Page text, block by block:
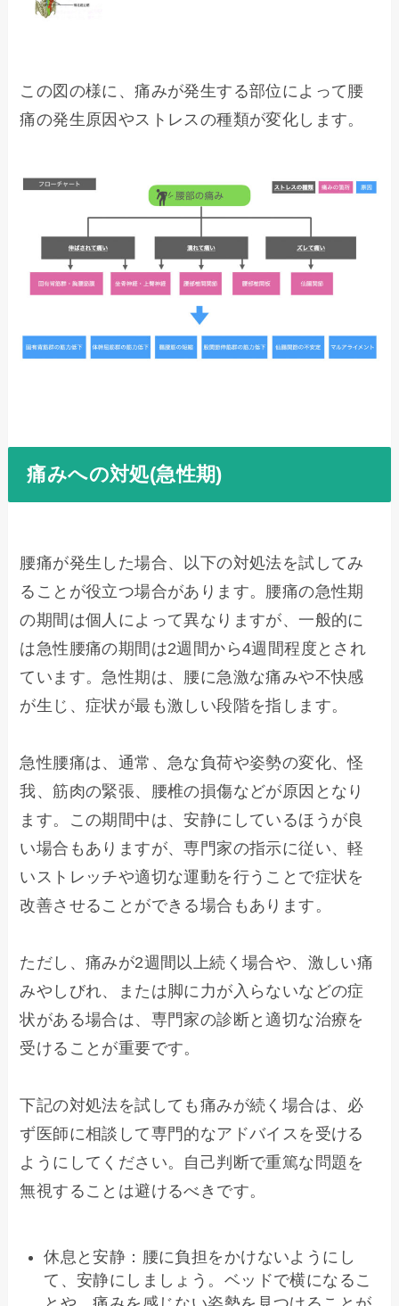
この図の様に、痛みが発生する部位によって腰
痛の発生原因やストレスの種類が変化します。
痛みへの対処(急性期)
腰痛が発生した場合、以下の対処法を試してみ
ることが役立つ場合があります。腰痛の急性期
の期間は個人によって異なりますが、一般的に
は急性腰痛の期間は2週間から4週間程度とされ
ています。急性期は、腰に急激な痛みや不快感
が生じ、症状が最も激しい段階を指します。
急性腰痛は、通常、急な負荷や姿勢の変化、怪
我、筋肉の緊張、腰椎の損傷などが原因となり
ます。この期間中は、安静にしているほうが良
い場合もありますが、専門家の指示に従い、軽
いストレッチや適切な運動を行うことで症状を
改善させることができる場合もあります。
ただし、痛みが2週間以上続く場合や、激しい痛
みやしびれ、または脚に力が入らないなどの症
状がある場合は、専門家の診断と適切な治療を
受けることが重要です。
下記の対処法を試しても痛みが続く場合は、必
ず医師に相談して専門的なアドバイスを受ける
ようにしてください。自己判断で重篤な問題を
無視することは避けるべきです。
休息と安静：腰に負担をかけないようにし
て、安静にしましょう。ベッドで横になるこ